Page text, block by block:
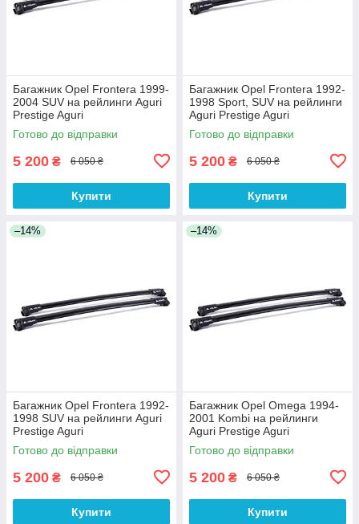
Багажник Opel Frontera 1999-
2004 SUV на рейлинги Aguri
Prestige Aguri
Готово до відправки
5 200 ₴ 6 050 ₴
Купити
Багажник Opel Frontera 1992-
1998 Sport, SUV на рейлинги
Aguri Prestige Aguri
Готово до відправки
5 200 ₴ 6 050 ₴
Купити
–14%
Багажник Opel Frontera 1992-
1998 SUV на рейлинги Aguri
Prestige Aguri
Готово до відправки
5 200 ₴ 6 050 ₴
Купити
–14%
Багажник Opel Omega 1994-
2001 Kombi на рейлинги
Aguri Prestige Aguri
Готово до відправки
5 200 ₴ 6 050 ₴
Купити